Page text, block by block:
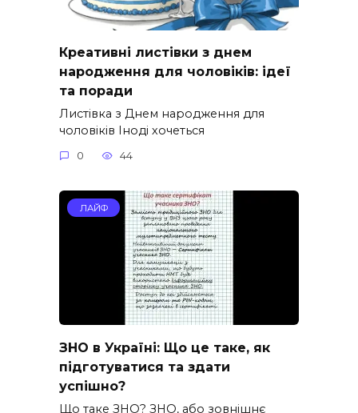
Креативні листівки з днем
народження для чоловіків: ідеї
та поради
Листівка з Днем народження для
чоловіків Іноді хочеться
0 44
ЛАЙФ
ЗНО в Україні: Що це таке, як
підготуватися та здати
успішно?
Що таке ЗНО? ЗНО, або зовнішнє